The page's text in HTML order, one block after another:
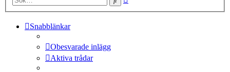
Snabblänkar
Obesvarade inlägg
Aktiva trådar